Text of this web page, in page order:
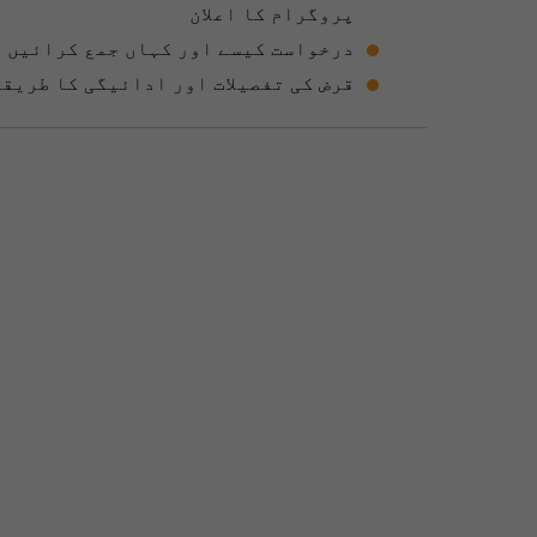
پروگرام کا اعلان
درخواست کیسے اور کہاں جمع کرائیں
قرض کی تفصیلات اور ادائیگی کا